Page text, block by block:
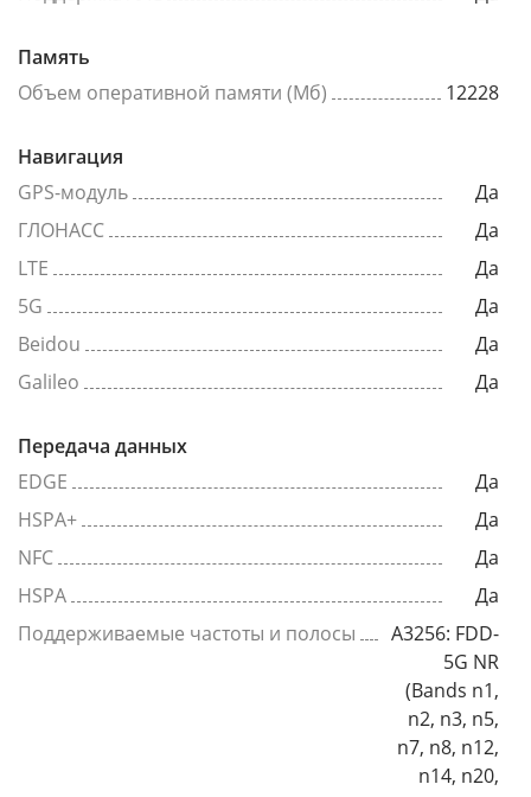
Память
Объем оперативной памяти (Мб)
12228
Навигация
GPS-модуль
Да
ГЛОНАСС
Да
LTE
Да
5G
Да
Beidou
Да
Galileo
Да
Передача данных
EDGE
Да
HSPA+
Да
NFC
Да
HSPA
Да
Поддерживаемые частоты и полосы
A3256: FDD-
5G NR
(Bands n1,
n2, n3, n5,
n7, n8, n12,
n14, n20,